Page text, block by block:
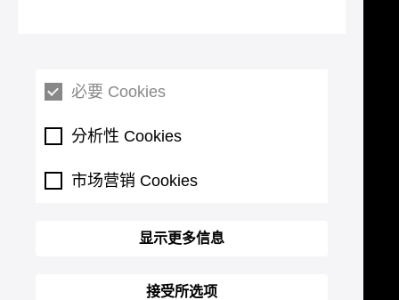
必要 Cookies
分析性 Cookies
市场营销 Cookies
显示更多信息
接受所选项